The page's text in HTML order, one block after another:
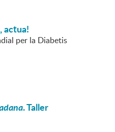
actua!
per la Diabetis
. Taller